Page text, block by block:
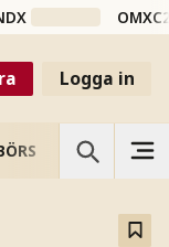
Logga in
VETENSKAP